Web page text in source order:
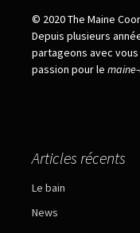
© 2020 The Maine
Depuis plusieurs
partageons avec
passion pour le maine-
Articles récents
Le bain
News